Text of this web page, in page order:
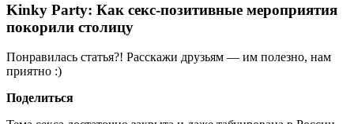
Kinky Party: Как секс-позитивные мероприятия
покорили столицу
Понравилась статья?! Расскажи друзьям — им полезно, нам
приятно :)
Поделиться